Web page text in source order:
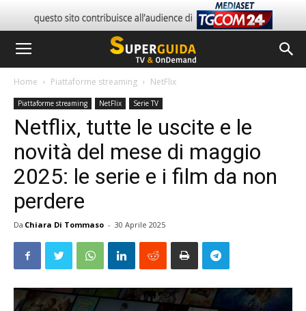
Home Piattaforme streaming NetFlix
Piattaforme streaming NetFlix Serie TV
Netflix, tutte le uscite e le
novità del mese di maggio
2025: le serie e i film da non
perdere
Da Chiara Di Tommaso - 30 Aprile 2025